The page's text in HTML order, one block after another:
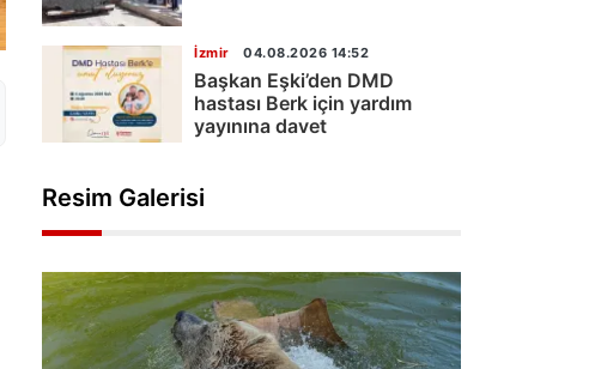
İzmir 04.08.2026 14:52
Başkan Eşki’den DMD
hastası Berk için yardım
yayınına davet
Resim Galerisi